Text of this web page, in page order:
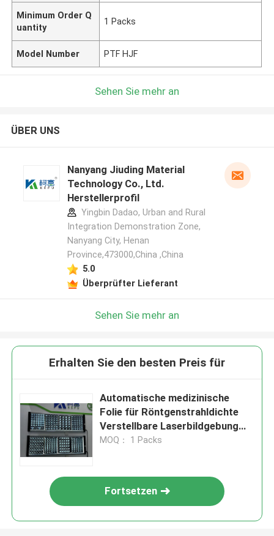
Minimum Order Q
uantity
1 Packs
Model Number PTF HJF
Sehen Sie mehr an
ÜBER UNS
Nanyang Jiuding Material
Technology Co., Ltd.
Herstellerprofil
Yingbin Dadao, Urban and Rural
Integration Demonstration Zone,
Nanyang City, Henan
Province,473000,China ,China
5.0
Überprüfter Lieferant
Sehen Sie mehr an
Erhalten Sie den besten Preis für
Automatische medizinische
Folie für Röntgenstrahldichte
Verstellbare Laserbildgebung
Kristallklare Ergebnisse
MOQ： 1 Packs
Fortsetzen